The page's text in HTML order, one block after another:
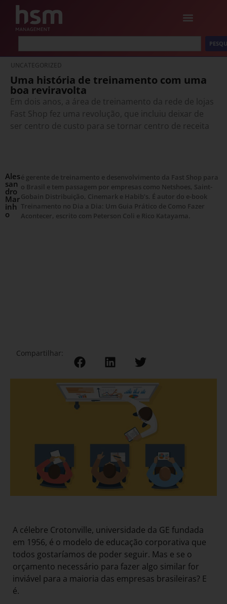
UNCATEGORIZED
Uma história de treinamento com uma
boa reviravolta
Em dois anos, a área de treinamento da rede de lojas
Fast Shop fez uma revolução, que incluiu deixar de
ser centro de custo para se tornar centro de receita
Ales
san
dro
Mar
inh
o
é gerente de treinamento e desenvolvimento da Fast Shop para
o Brasil e tem passagem por empresas como Netshoes, Saint-
Gobain Distribuição, Cinemark e Habib’s. É autor do e-book
Treinamento no Dia a Dia: Um Guia Prático de Como Fazer
Acontecer, escrito com Peterson Coli e Rico Katayama.
Compartilhar:
A célebre Crotonville, universidade da GE fundada
em 1956, é o modelo de educação corporativa que
todos gostaríamos de poder seguir. Mas e se o
orçamento necessário para fazer algo similar for
inviável para a maioria das empresas brasileiras? E
é.